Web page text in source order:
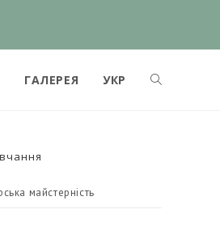
ГАЛЕРЕЯ УКР
майстерність